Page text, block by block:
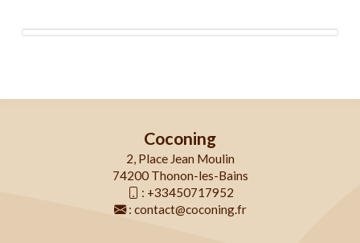
Coconing
2, Place Jean Moulin
74200 Thonon-les-Bains
: +33450717952
: contact@coconing.fr